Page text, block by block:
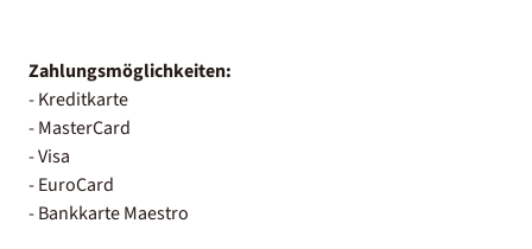
Zahlungsmöglichkeiten:
- Kreditkarte
- MasterCard
- Visa
- EuroCard
- Bankkarte Maestro